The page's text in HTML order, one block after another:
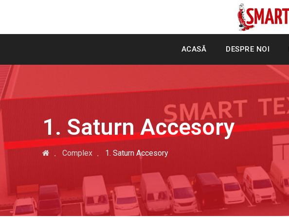
ACASĂ DESPRE NOI
1. Saturn Accesory
Complex 1. Saturn Accesory